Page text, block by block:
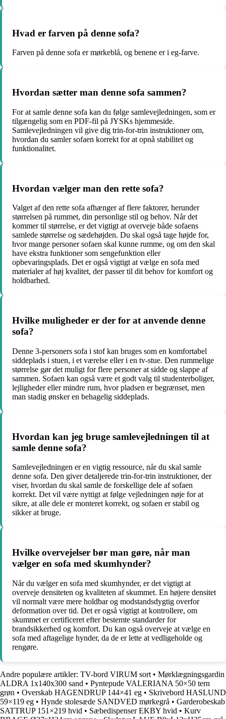
Hvad er farven på denne sofa?
Farven på denne sofa er mørkeblå, og benene er i eg-farve.
Hvordan sætter man denne sofa sammen?
For at samle denne sofa kan du følge samlevejledningen, som er
tilgængelig som en PDF-fil på JYSKs hjemmeside.
Samlevejledningen vil give dig trin-for-trin instruktioner om,
hvordan du samler sofaen korrekt for at opnå stabilitet og
funktionalitet.
Hvordan vælger man den rette sofa?
Valget af den rette sofa afhænger af flere faktorer, herunder
størrelsen på rummet, din personlige stil og behov. Når det
kommer til størrelse, er det vigtigt at overveje både sofaens
samlede størrelse og sædehøjden. Du skal også tage højde for,
hvor mange personer sofaen skal kunne rumme, og om den skal
have ekstra funktioner som sengefunktion eller
opbevaringsplads. Det er også vigtigt at vælge en sofa med
materialer af høj kvalitet, der passer til dit behov for komfort og
holdbarhed.
Hvilke muligheder er der for at anvende denne
sofa?
Denne 3-personers sofa i stof kan bruges som en komfortabel
siddeplads i stuen, i et værelse eller i en tv-stue. Den rummelige
størrelse gør det muligt for flere personer at sidde og slappe af
sammen. Sofaen kan også være et godt valg til studenterboliger,
lejligheder eller mindre rum, hvor pladsen er begrænset, men
man stadig ønsker en behagelig siddeplads.
Hvordan kan jeg bruge samlevejledningen til at
samle denne sofa?
Samlevejledningen er en vigtig ressource, når du skal samle
denne sofa. Den giver detaljerede trin-for-trin instruktioner, der
viser, hvordan du skal samle de forskellige dele af sofaen
korrekt. Det vil være nyttigt at følge vejledningen nøje for at
sikre, at alle dele er monteret korrekt, og sofaen er stabil og
sikker at bruge.
Hvilke overvejelser bør man gøre, når man
vælger en sofa med skumhynder?
Når du vælger en sofa med skumhynder, er det vigtigt at
overveje densiteten og kvaliteten af skummet. En højere densitet
vil normalt være mere holdbar og modstandsdygtig overfor
deformation over tid. Det er også vigtigt at kontrollere, om
skummet er certificeret efter bestemte standarder for
brandsikkerhed og komfort. Du kan også overveje at vælge en
sofa med aftagelige hynder, da de er lette at vedligeholde og
rengøre.
Andre populære artikler: TV-bord VIRUM sort • Mørklægningsgardin
ALDRA 1x140x300 sand • Pyntepude VALERIANA 50×50 tern
grøn • Overskab HAGENDRUP 144×41 eg • Skrivebord HASLUND
59×119 eg • Hynde stolesæde SANDVED mørkegrå • Garderobeskab
SATTRUP 151×219 hvid • Sæbedispenser EKBY hvid • Kurv